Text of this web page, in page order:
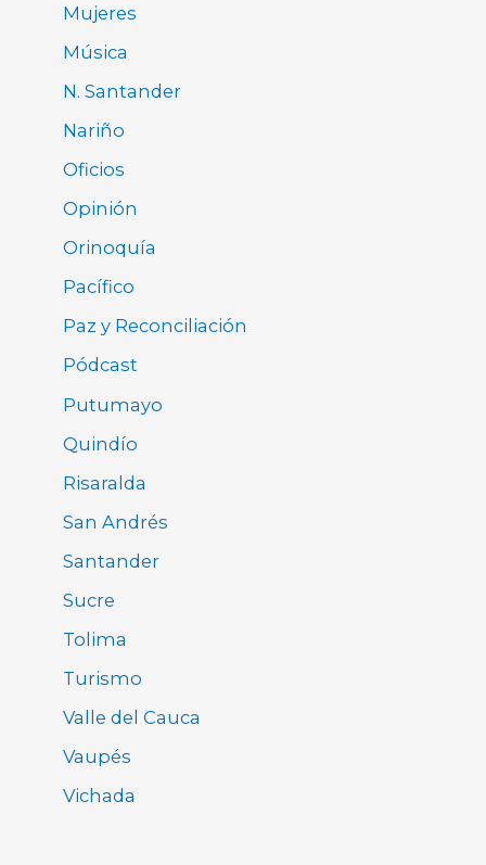
Mujeres
Música
N. Santander
Nariño
Oficios
Opinión
Orinoquía
Pacífico
Paz y Reconciliación
Pódcast
Putumayo
Quindío
Risaralda
San Andrés
Santander
Sucre
Tolima
Turismo
Valle del Cauca
Vaupés
Vichada